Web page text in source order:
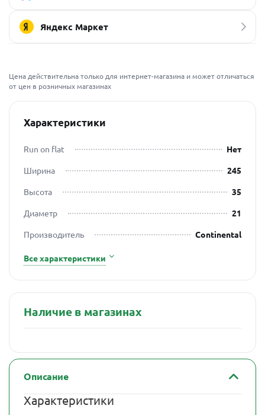
Яндекс Маркет
Цена действительна только для интернет-магазина и может отличаться
от цен в розничных магазинах
Характеристики
Run on flat
Нет
Ширина
245
Высота
35
Диаметр
21
Производитель
Continental
Все характеристики
Наличие в магазинах
Описание
Характеристики